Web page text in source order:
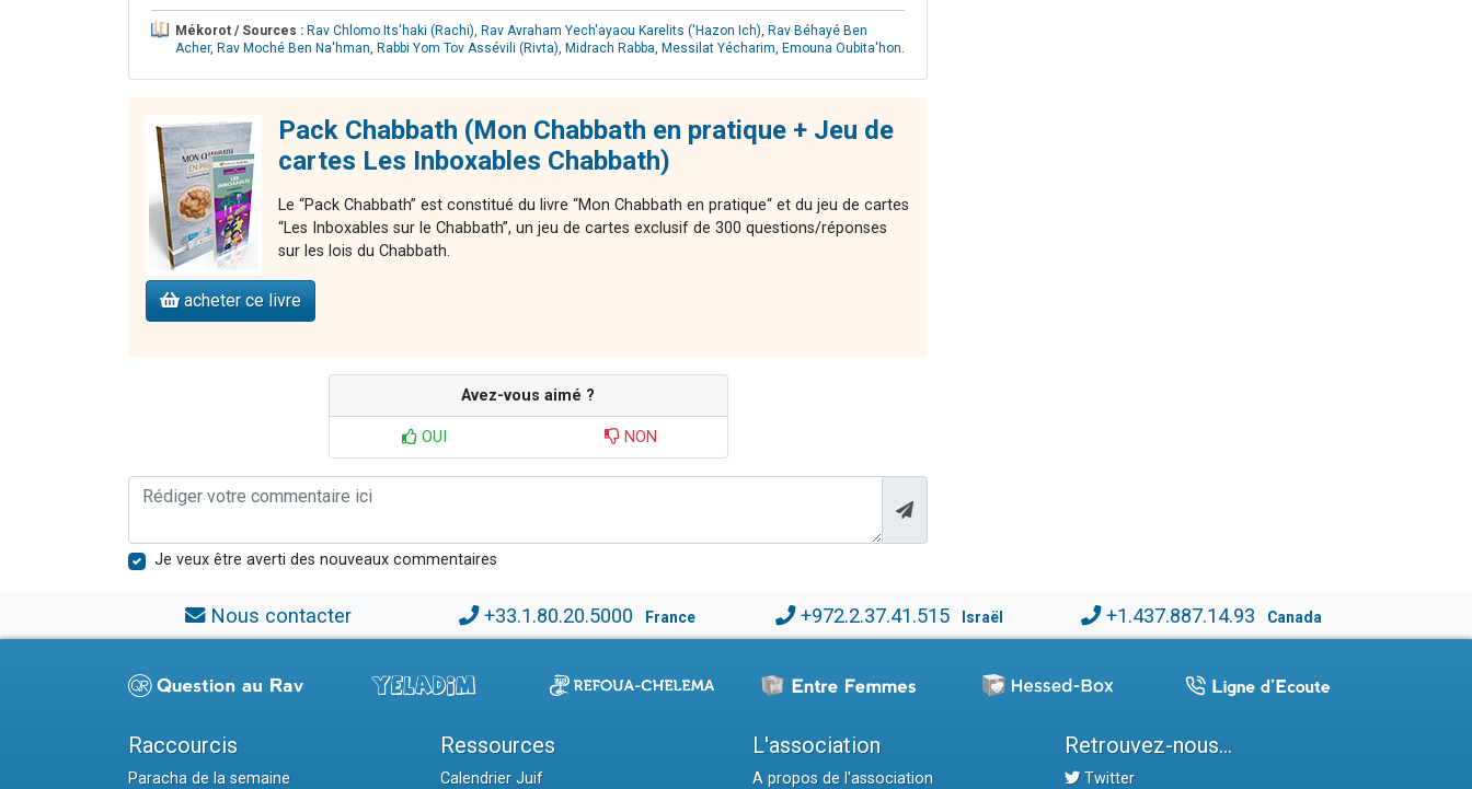
Mékorot / Sources : Rav Chlomo Its'haki (Rachi) Rav Avraham Yech'ayaou Karelits ('Hazon Ich) Rav Béhayé Ben
Acher, Rav Moché Ben Na'hman Rabbi Yom Tov Assévili (Rivta) Midrach Rabba Messilat Yécharim Emouna Oubita'hon
Pack Chabbath (Mon Chabbath en pratique + Jeu de
cartes Les Inboxables Chabbath)
Le “Pack Chabbath” est constitué du livre “Mon Chabbath en pratique“ et du jeu de cartes
“Les Inboxables sur le Chabbath”, un jeu de cartes exclusif de 300 questions/réponses
sur les lois du Chabbath.
acheter ce livre
Avez-vous aimé ?
OUI NON
Je veux être averti des nouveaux commentaires
Nous contacter +33.1.80.20.5000 France +972.2.37.41.515 Israël +1.437.887.14.93 Canada
Raccourcis
Paracha de la semaine
Ressources
Calendrier Juif
L'association
A propos de l'association
Retrouvez-nous...
Twitter